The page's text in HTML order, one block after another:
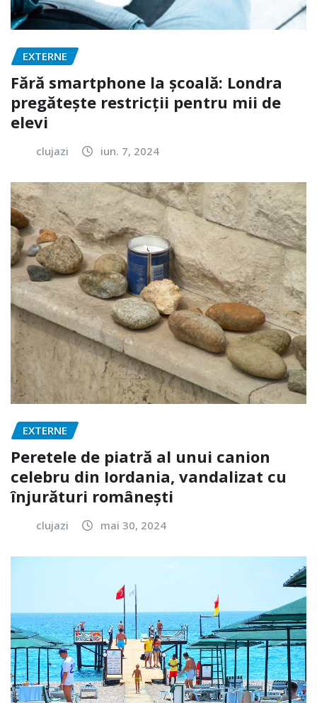
EXTERNE
Fără smartphone la școală: Londra
pregătește restricții pentru mii de
elevi
clujazi iun. 7, 2024
EXTERNE
Peretele de piatră al unui canion
celebru din Iordania, vandalizat cu
înjurături românești
clujazi mai 30, 2024